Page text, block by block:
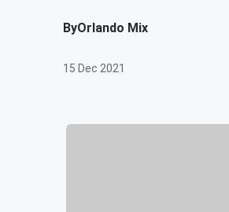
ByOrlando Mix
15 Dec 2021